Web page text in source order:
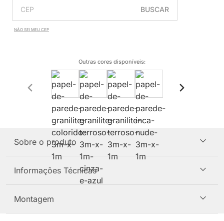
BUSCAR
NÃO SEI MEU CEP
Outras cores disponíveis:
Sobre o produto
Informações Técnicas
Montagem